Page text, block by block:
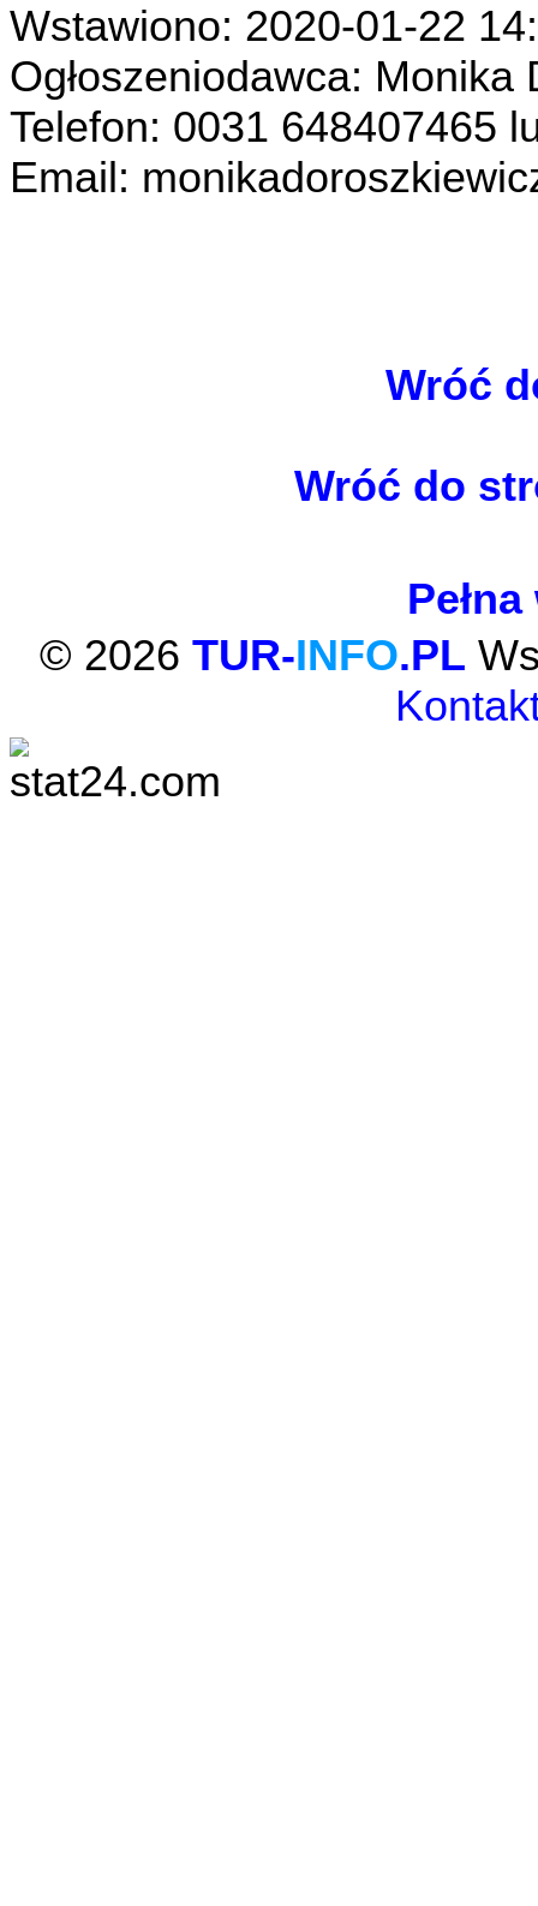
Wstawiono: 2020-01-22
Ogłoszeniodawca: Monika
Telefon: 0031 648407465
Email:
Wróć
Wróć do
© 2026 TUR-INFO.PL